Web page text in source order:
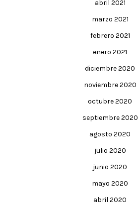
abril 2021
marzo 2021
febrero 2021
enero 2021
diciembre 2020
noviembre 2020
octubre 2020
septiembre 2020
agosto 2020
julio 2020
junio 2020
mayo 2020
abril 2020